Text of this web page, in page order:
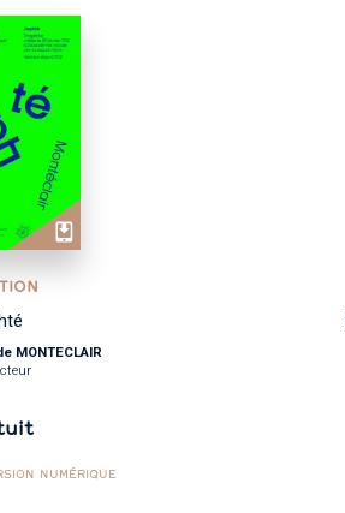
MONTECLAIR
NUMÉRIQUE